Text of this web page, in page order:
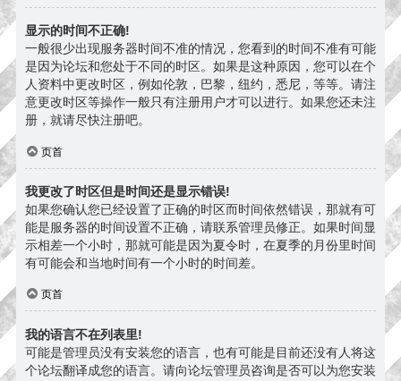
显示的时间不正确!
一般很少出现服务器时间不准的情况，您看到的时间不准有可能
是因为论坛和您处于不同的时区。如果是这种原因，您可以在个
人资料中更改时区，例如伦敦，巴黎，纽约，悉尼，等等。请注
意更改时区等操作一般只有注册用户才可以进行。如果您还未注
册，就请尽快注册吧。
页首
我更改了时区但是时间还是显示错误!
如果您确认您已经设置了正确的时区而时间依然错误，那就有可
能是服务器的时间设置不正确，请联系管理员修正。如果时间显
示相差一个小时，那就可能是因为夏令时，在夏季的月份里时间
有可能会和当地时间有一个小时的时间差。
页首
我的语言不在列表里!
可能是管理员没有安装您的语言，也有可能是目前还没有人将这
个论坛翻译成您的语言。请向论坛管理员咨询是否可以为您安装